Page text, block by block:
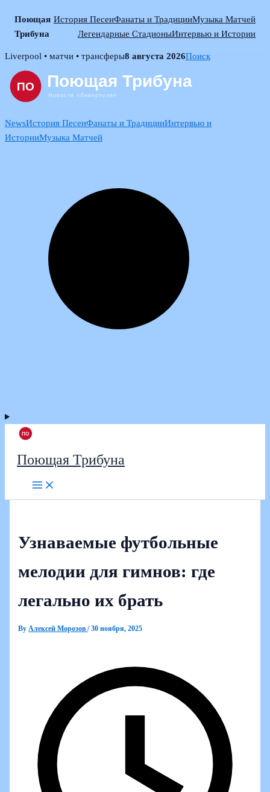
Поющая
Трибуна
История ПесенФанаты и ТрадицииМузыка Матчей
Легендарные СтадионыИнтервью и Истории
Skip
content
Liverpool • матчи • трансферы8 августа 2026Поиск
NewsИстория ПесенФанаты и ТрадицииИнтервью и
ИсторииМузыка Матчей
Поющая Трибуна
Узнаваемые футбольные
мелодии для гимнов: где
легально их брать
ByАлексей Морозов/30 ноября, 2025